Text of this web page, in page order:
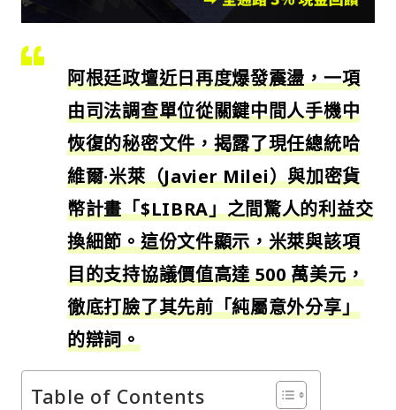
阿根廷政壇近日再度爆發震盪，一項
由司法調查單位從關鍵中間人手機中
恢復的秘密文件，揭露了現任總統哈
維爾·米萊（Javier Milei）與加密貨
幣計畫「$LIBRA」之間驚人的利益交
換細節。這份文件顯示，米萊與該項
目的支持協議價值高達 500 萬美元，
徹底打臉了其先前「純屬意外分享」
的辯詞。
Table of Contents